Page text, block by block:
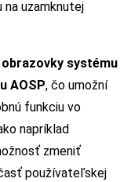
uzamknutej
systému
AOSP, čo umožní
funkciu vo
napríklad
zmeniť
používateľskej